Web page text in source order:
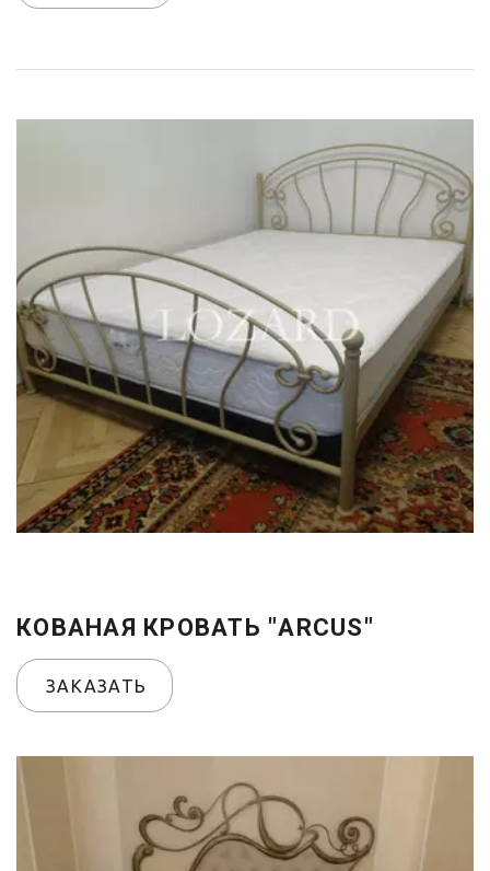
КОВАНАЯ КРОВАТЬ "ARCUS"
ЗАКАЗАТЬ